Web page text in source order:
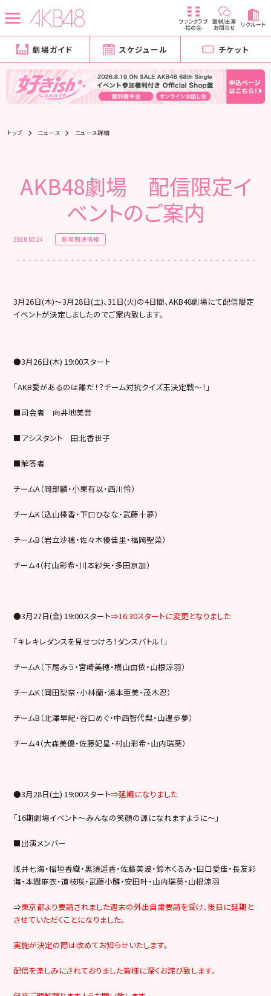
ファンクラブ
-柱の会-
取材/出演
お問合せ リクルート
劇場ガイド スケジュール チケット
トップ ニュース ニュース詳細
AKB48劇場 配信限定イ
ベントのご案内
2020.03.24 劇場関連情報
3月26日(木)～3月28日(土)、31日(火)の4日間、AKB48劇場にて配信限定
イベントが決定しましたのでご案内致します。
●3月26日(木) 19:00スタート
「AKB愛があるのは誰だ！？チーム対抗クイズ王決定戦〜！」
■司会者 向井地美音
■アシスタント 田北香世子
■解答者
チームA（岡部麟・小栗有以・西川怜）
チームK（込山榛香・下口ひなな・武藤十夢）
チームB（岩立沙穂・佐々木優佳里・福岡聖菜）
チーム4（村山彩希・川本紗矢・多田京加）
●3月27日(金) 19:00スタート⇒16:30スタートに変更となりました
「キレキレダンスを見せつけろ！ダンスバトル！」
チームA（下尾みう・宮崎美穂・横山由依・山根涼羽）
チームK（岡田梨奈・小林蘭・湯本亜美・茂木忍）
チームB（北澤早紀・谷口めぐ・中西智代梨・山邊歩夢）
チーム4（大森美優・佐藤妃星・村山彩希・山内瑞葵）
●3月28日(土) 19:00スタート⇒延期になりました
「16期劇場イベント～みんなの笑顔の源になれますように～」
■出演メンバー
浅井七海・稲垣香織・黒須遥香・佐藤美波・鈴木くるみ・田口愛佳・⻑友彩
海・本間麻衣・道枝咲・武藤小麟・安田叶・山内瑞葵・山根涼羽
⇒東京都より要請されました週末の外出自粛要請を受け、後日に延期と
させていただくことになりました。
実施が決定の際は改めてお知らせいたします。
配信を楽しみにされておりました皆様に深くお詫び致します。